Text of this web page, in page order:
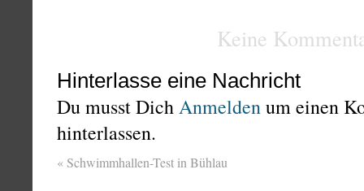
Keine
Hinterlasse eine Nachricht
Du musst DichAnmeldenum einen
hinterlassen.
« Schwimmhallen-Test in Bühlau